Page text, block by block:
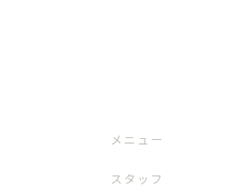
メニュー
スタッフ